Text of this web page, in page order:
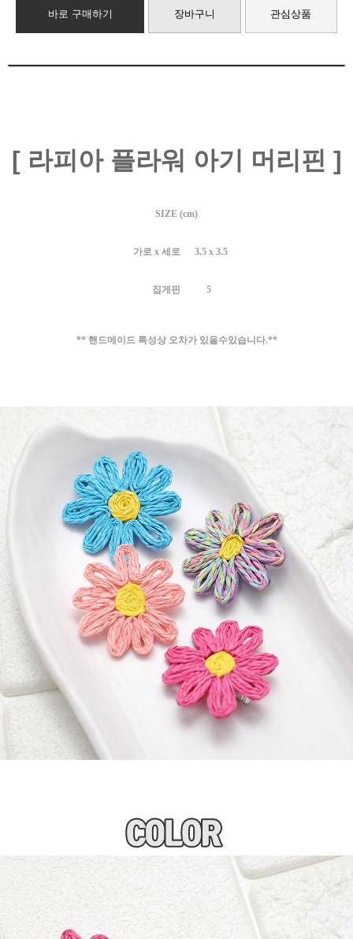
바로 구매하기 장바구니 관심상품
[ 라피아 플라워 아기 머리핀 ]
SIZE (cm)
가로 x 세로 3.5 x 3.5
집게 핀 5
** 핸드메이드 특성상 오차가 있을수있습니다.**